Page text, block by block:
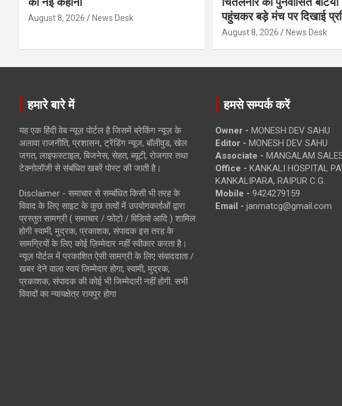
August 8, 2026 News Desk
पहुंचकर बड़े मंच पर दिखाई
August 8, 2026 News Desk
हमारे बारे में
यह एक हिंदी वेब न्यूज़ पोर्टल है जिसमें ब्रेकिंग न्यूज़ के
अलावा राजनीति, प्रशासन, ट्रेंडिंग न्यूज, बॉलीवुड, खेल
जगत, लाइफस्टाइल, बिजनेस, सेहत, ब्यूटी, रोजगार तथा
टेक्नोलॉजी से संबंधित खबरें पोस्ट की जाती है।
Disclaimer - समाचार से सम्बंधित किसी भी तरह के
विवाद के लिए साइट के कुछ तत्वों में उपयोगकर्ताओं द्वारा
प्रस्तुत सामग्री ( समाचार / फोटो / विडियो आदि ) शामिल
होगी स्वामी, मुद्रक, प्रकाशक, संपादक इस तरह के
सामग्रियों के लिए कोई ज़िम्मेदार नहीं स्वीकार करता है।
न्यूज़ पोर्टल में प्रकाशित ऐसी सामग्री के लिए संवाददाता /
खबर देने वाला स्वयं जिम्मेदार होगा, स्वामी, मुद्रक,
प्रकाशक, संपादक की कोई भी जिम्मेदारी नहीं होगी. सभी
विवादों का न्यायक्षेत्र रायपुर होगा
हमसे सम्पर्क करें
Owner - MONESH DEV SAHU
Editor - MONESH DEV SAHU
Associate - MANGALAM
Office - KANKALI HOSPITAL
KANKALIPARA, RAIPUR C.G.
Mobile - 9424279159
Email - janmatcg@gmail.com